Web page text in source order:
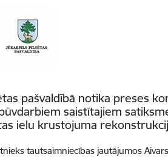
pašvaldībā notika preses
saistītajiem
ielu krustojuma
tautsaimniecības jautājumos